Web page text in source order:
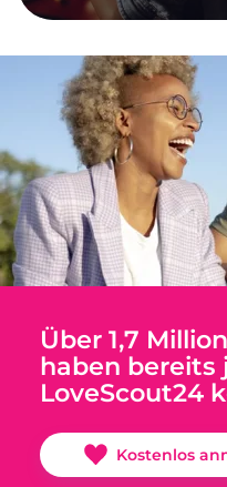
Über 1,7
haben bereits
LoveScout24
Kostenlos